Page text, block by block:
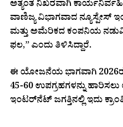
ಅತ್ಯಂತ ನಿಖರವಾಗಿ
ವಾಣಿಜ್ಯ ವಿಭಾಗವಾದ
ಮತ್ತು ಅಮೆರಿಕದ ಕಂಪನಿಯ
ಫಲ,” ಎಂದು ತಿಳಿಸಿದ್ದಾರೆ.
ಈ ಯೋಜನೆಯ ಭಾಗವಾಗಿ 2026ರ
45-60 ಉಪಗ್ರಹಗಳನ್ನು ಹಾರಿಸಲು
ಇಂಟರ್‌ನೆಟ್ ಜಗತ್ತಿನಲ್ಲಿ ಇದು